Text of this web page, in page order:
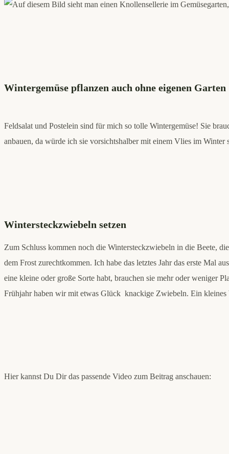
Wintergemüse pflanzen auch ohne eigenen Garten
Feldsalat und Postelein sind für mich so tolle Wintergemüse! Sie
anbauen, da würde ich sie vorsichtshalber mit einem Vlies im
Wintersteckzwiebeln setzen
Zum Schluss kommen noch die Wintersteckzwiebeln in die Beete,
dem Frost zurechtkommen. Ich habe das letztes Jahr das erste Mal
eine kleine oder große Sorte habt, brauchen sie mehr oder weniger
Frühjahr haben wir mit etwas Glück knackige Zwiebeln. Ein kleines
Hier kannst Du Dir das passende Video zum Beitrag anschauen: